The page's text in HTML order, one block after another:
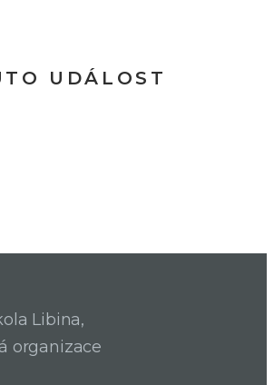
UDÁLOST
Libina,
organizace